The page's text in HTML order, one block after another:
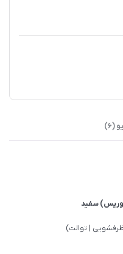
(6)
سفید
| توالت)